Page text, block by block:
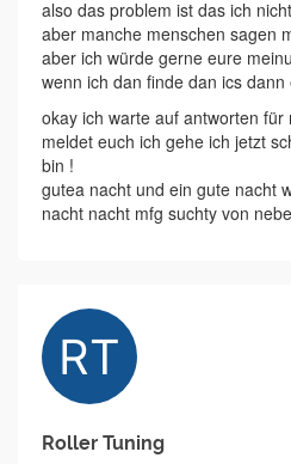
also das problem ist das ich
aber manche menschen sagen
aber ich würde gerne eure
wenn ich dan finde dan ics dann
okay ich warte auf antworten für
meldet euch ich gehe ich jetzt
bin !
gutea nacht und ein gute nacht
nacht nacht mfg suchty von
Roller Tuning